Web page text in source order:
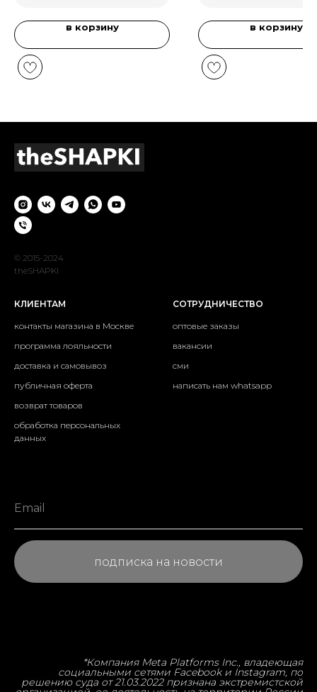
в корзину в корзину
© 2015-2024
theSHAPKI
КЛИЕНТАМ
контакты магазина в Москве
программа лояльности
доставка и самовывоз
публичная оферта
возврат товаров
обработка персональных
данных
СОТРУДНИЧЕСТВО
оптовые заказы
вакансии
сми
написать нам whatsapp
подписка на новости
*Компания Meta Platforms Inc., владеющая
социальными сетями Facebook и Instagram, по
решению суда от 21.03.2022 признана экстремистской